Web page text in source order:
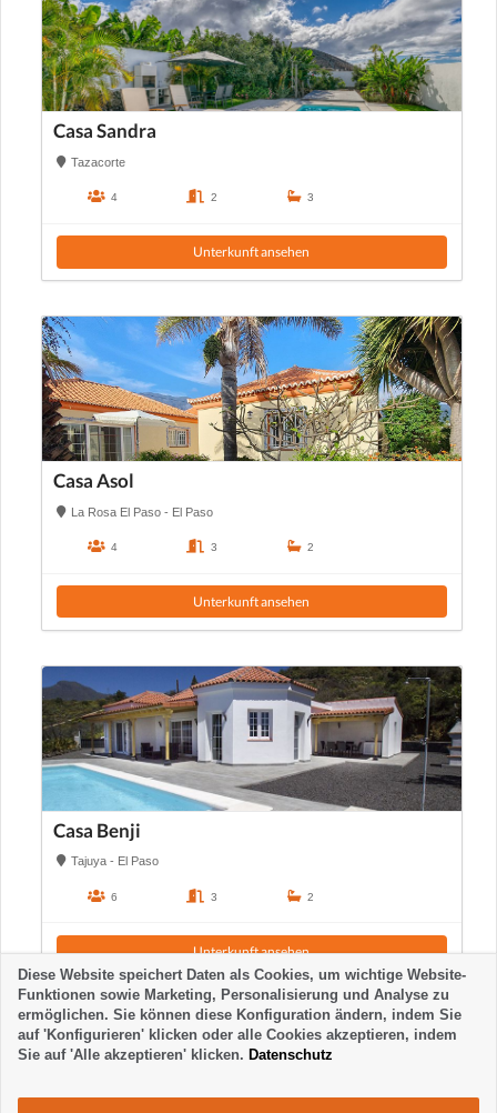
Casa Sandra
Tazacorte
4 2 3
Unterkunft ansehen
Casa Asol
La Rosa El Paso - El Paso
4 3 2
Unterkunft ansehen
Casa Benji
Tajuya - El Paso
6 3 2
Unterkunft ansehen
Diese Website speichert Daten als Cookies, um wichtige Website-
Funktionen sowie Marketing, Personalisierung und Analyse zu
ermöglichen. Sie können diese Konfiguration ändern, indem Sie
auf 'Konfigurieren' klicken oder alle Cookies akzeptieren, indem
Sie auf 'Alle akzeptieren' klicken. Datenschutz